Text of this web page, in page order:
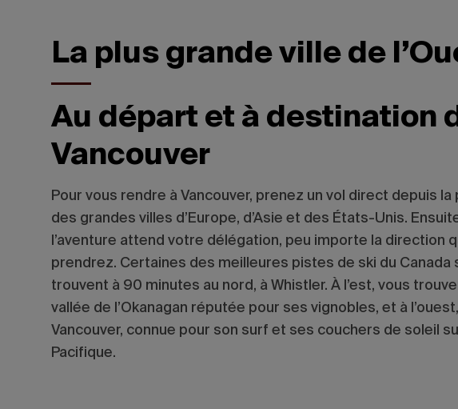
La plus grande ville de
Au départ et à destination
Vancouver
Pour vous rendre à Vancouver, prenez un vol direct depuis la
des grandes villes d’Europe, d’Asie et des États-Unis.
l’aventure attend votre délégation, peu importe la direction
prendrez. Certaines des meilleures pistes de ski du Canada
trouvent à 90 minutes au nord, à Whistler. À l’est, vous
vallée de l’Okanagan réputée pour ses vignobles, et à l’ouest,
Vancouver, connue pour son surf et ses couchers de soleil
Pacifique.